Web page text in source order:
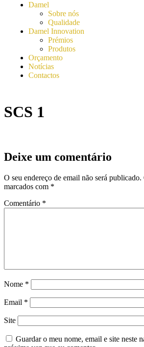
Damel
Sobre nós
Qualidade
Damel Innovation
Prémios
Produtos
Orçamento
Notícias
Contactos
SCS 1
Deixe um comentário
O seu endereço de email não será publicado.
marcados com *
Comentário *
Nome *
Email *
Site
Guardar o meu nome, email e site neste